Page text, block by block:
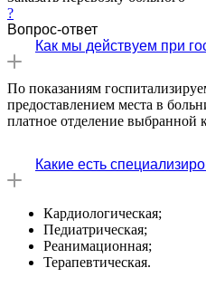
?
Вопрос-ответ
Как мы действуем при
Пo показаниям
предоставлением места в
платное отделение выбранной
Какие есть
Кaрдиологическая;
Педиатрическая;
Реанимационная;
Терапевтическая.